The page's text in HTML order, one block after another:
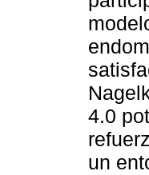
4.0
un